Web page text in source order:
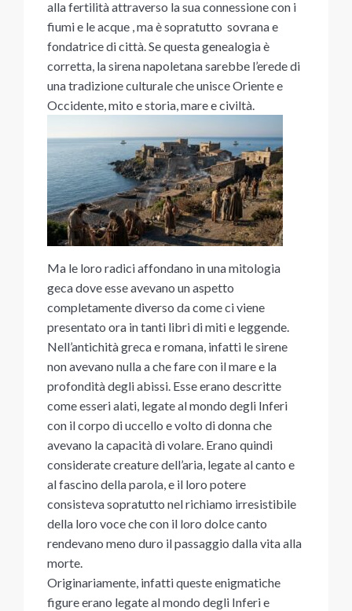
alla fertilità attraverso la sua connessione con i
fiumi e le acque , ma è sopratutto sovrana e
fondatrice di città. Se questa genealogia è
corretta, la sirena napoletana sarebbe l’erede di
una tradizione culturale che unisce Oriente e
Occidente, mito e storia, mare e civiltà.
Ma le loro radici affondano in una mitologia
geca dove esse avevano un aspetto
completamente diverso da come ci viene
presentato ora in tanti libri di miti e leggende.
Nell’antichità greca e romana, infatti le sirene
non avevano nulla a che fare con il mare e la
profondità degli abissi. Esse erano descritte
come esseri alati, legate al mondo degli Inferi
con il corpo di uccello e volto di donna che
avevano la capacità di volare. Erano quindi
considerate creature dell’aria, legate al canto e
al fascino della parola, e il loro potere
consisteva sopratutto nel richiamo irresistibile
della loro voce che con il loro dolce canto
rendevano meno duro il passaggio dalla vita alla
morte.
Originariamente, infatti queste enigmatiche
figure erano legate al mondo degli Inferi e